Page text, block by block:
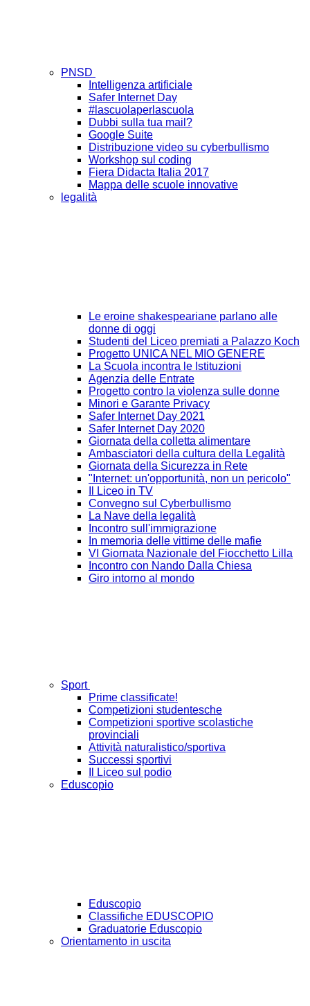
PNSD
Intelligenza artificiale
Safer Internet Day
#lascuolaperlascuola
Dubbi sulla tua mail?
Google Suite
Distribuzione video su cyberbullismo
Workshop sul coding
Fiera Didacta Italia 2017
Mappa delle scuole innovative
legalità
Le eroine shakespeariane parlano alle
donne di oggi
Studenti del Liceo premiati a Palazzo Koch
Progetto UNICA NEL MIO GENERE
La Scuola incontra le Istituzioni
Agenzia delle Entrate
Progetto contro la violenza sulle donne
Minori e Garante Privacy
Safer Internet Day 2021
Safer Internet Day 2020
Giornata della colletta alimentare
Ambasciatori della cultura della Legalità
Giornata della Sicurezza in Rete
"Internet: un'opportunità, non un pericolo"
Il Liceo in TV
Convegno sul Cyberbullismo
La Nave della legalità
Incontro sull'immigrazione
In memoria delle vittime delle mafie
VI Giornata Nazionale del Fiocchetto Lilla
Incontro con Nando Dalla Chiesa
Giro intorno al mondo
Sport
Prime classificate!
Competizioni studentesche
Competizioni sportive scolastiche
provinciali
Attività naturalistico/sportiva
Successi sportivi
Il Liceo sul podio
Eduscopio
Eduscopio
Classifiche EDUSCOPIO
Graduatorie Eduscopio
Orientamento in uscita